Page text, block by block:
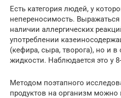
Есть категория людей, у
непереносимость.
наличии аллергических
употреблении
(кефира, сыра, творога), но и
жидкости. Наблюдается это у
Методом поэтапного
продуктов на организм можно